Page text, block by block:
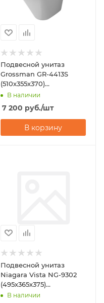
Подвесной унитаз
Grossman GR-4413S
(510х355х370)
горизонтальный выпуск
В наличии
7 200 руб./шт
В корзину
Подвесной унитаз
Niagara Vista NG-9302
(495х365х375)
горизонтальный выпуск
В наличии